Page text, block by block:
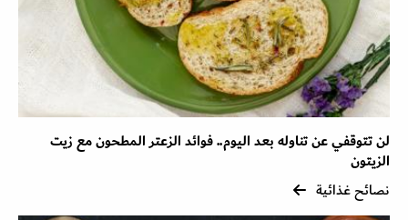
لن تتوقفي عن تناوله بعد اليوم.. فوائد الزعتر المطحون مع زيت
الزيتون
نصائح غذائية